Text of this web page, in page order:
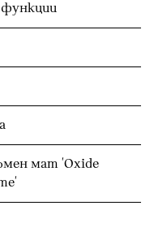
функции
мат 'Oxide